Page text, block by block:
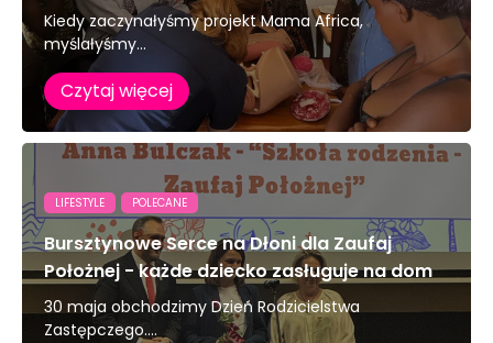
Kiedy zaczynałyśmy projekt Mama Africa,
myślałyśmy...
Czytaj więcej
LIFESTYLE POLECANE
Bursztynowe Serce na Dłoni dla Zaufaj
Położnej - każde dziecko zasługuje na dom
30 maja obchodzimy Dzień Rodzicielstwa
Zastępczego....